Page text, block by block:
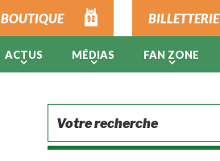
BOUTIQUE BILLETTERIE
ACTUS MÉDIAS FAN ZONE